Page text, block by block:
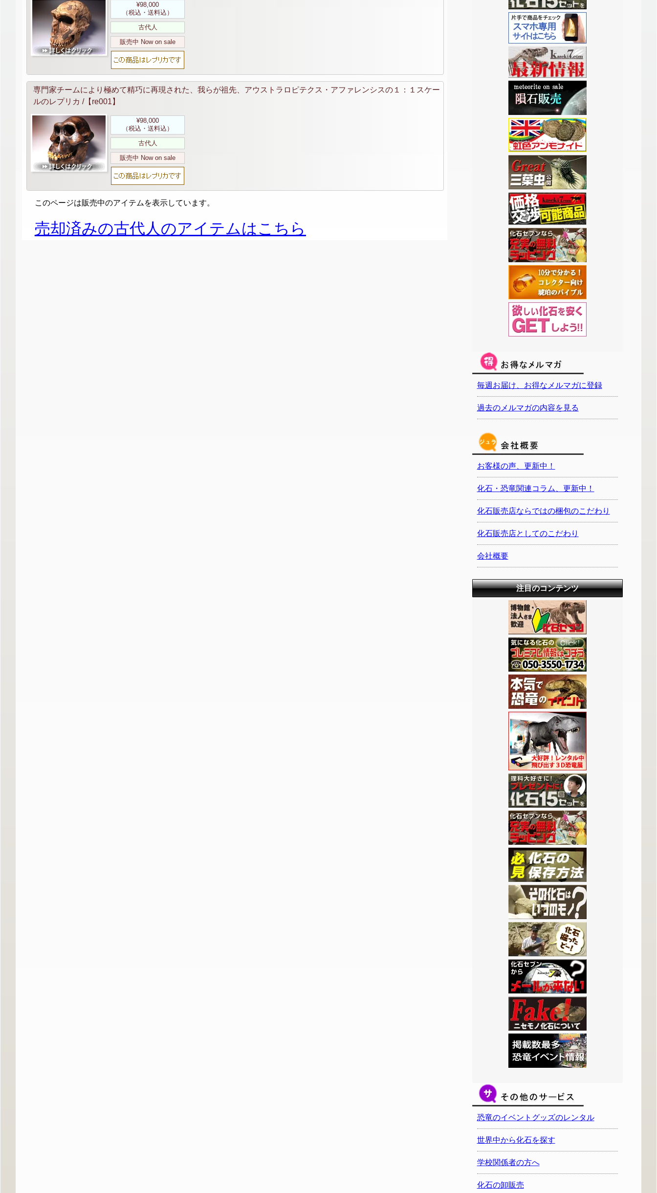
¥98,000
（税込・送料込）
古代人
販売中 Now on sale
専門家チームにより極めて精巧に再現された、我らが祖先、アウストラロピテクス・アファレンシスの１：１スケー
ルのレプリカ /【re001】
¥98,000
（税込・送料込）
古代人
販売中 Now on sale
このページは販売中のアイテムを表示しています。
売却済みの古代人のアイテムはこちら
毎週お届け、お得なメルマガに登録
過去のメルマガの内容を見る
お客様の声、更新中！
化石・恐竜関連コラム、更新中！
化石販売店ならではの梱包のこだわり
化石販売店としてのこだわり
会社概要
注目のコンテンツ
恐竜のイベントグッズのレンタル
世界中から化石を探す
学校関係者の方へ
化石の卸販売